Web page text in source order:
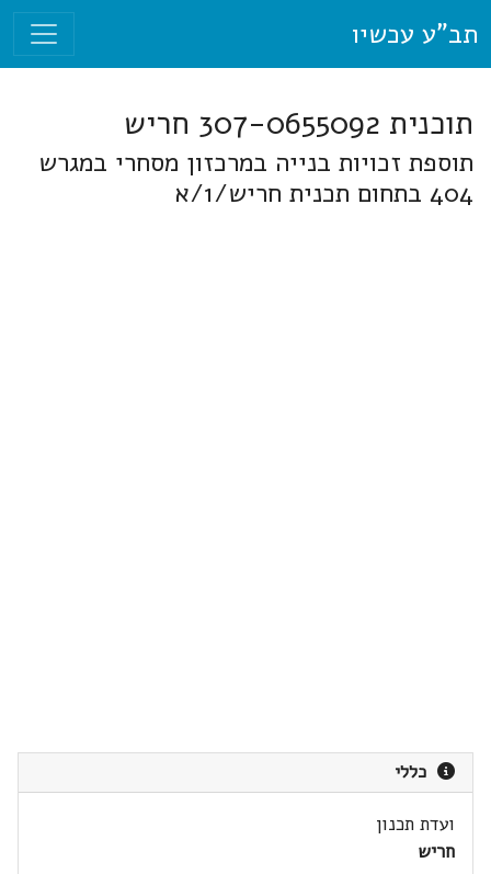
תב"ע עכשיו
תוכנית 307-0655092 חריש
תוספת זכויות בנייה במרכזון מסחרי במגרש
404 בתחום תכנית חריש/1/א
כללי
ועדת תכנון
חריש